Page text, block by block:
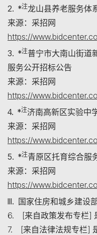
2. *注龙山县养老服务体
来源：采招网
https://
3. *注普宁市大南山街道
服务公开招标公告
来源：采招网
https://
4. *注济南高新区实验中
来源：采招网
https://
5. *注青原区托育综合服
来源：采招网
https://
III. 国家住房和城乡建设
6. [来自政策发布专栏]
7. [来自法律法规专栏]